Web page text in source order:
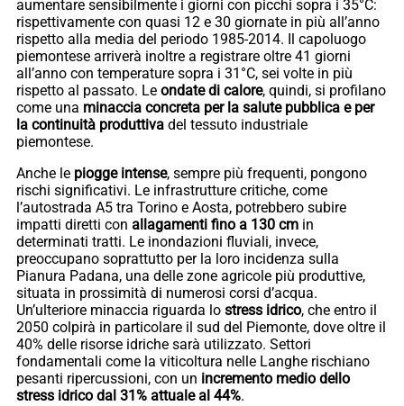
aumentare sensibilmente i giorni con picchi sopra i 35°C:
rispettivamente con quasi 12 e 30 giornate in più all’anno
rispetto alla media del periodo 1985-2014. Il capoluogo
piemontese arriverà inoltre a registrare oltre 41 giorni
all’anno con temperature sopra i 31°C, sei volte in più
rispetto al passato. Le ondate di calore, quindi, si profilano
come una minaccia concreta per la salute pubblica e per
la continuità produttiva del tessuto industriale
piemontese.
Anche le piogge intense, sempre più frequenti, pongono
rischi significativi. Le infrastrutture critiche, come
l’autostrada A5 tra Torino e Aosta, potrebbero subire
impatti diretti con allagamenti fino a 130 cm in
determinati tratti. Le inondazioni fluviali, invece,
preoccupano soprattutto per la loro incidenza sulla
Pianura Padana, una delle zone agricole più produttive,
situata in prossimità di numerosi corsi d’acqua.
Un’ulteriore minaccia riguarda lo stress idrico, che entro il
2050 colpirà in particolare il sud del Piemonte, dove oltre il
40% delle risorse idriche sarà utilizzato. Settori
fondamentali come la viticoltura nelle Langhe rischiano
pesanti ripercussioni, con un incremento medio dello
stress idrico dal 31% attuale al 44%.